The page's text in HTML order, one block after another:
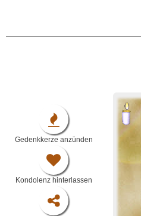
Gedenkkerze anzünden
Kondolenz hinterlassen